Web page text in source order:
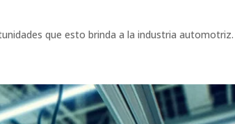
que esto brinda a la industria automotriz.